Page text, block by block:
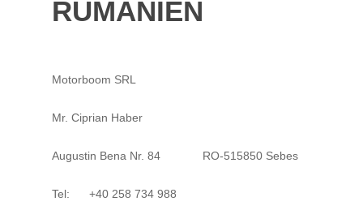
RUMÄNIEN
Motorboom SRL
Mr. Ciprian Haber
Augustin Bena Nr. 84 RO-515850 Sebes
Tel: +40 258 734 988